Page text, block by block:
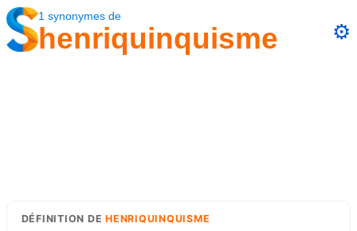
1 synonymes de
henriquinquisme ⚙️
DÉFINITION DEHENRIQUINQUISME